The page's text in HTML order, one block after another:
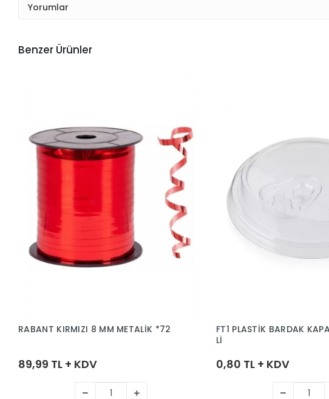
Yorumlar
Benzer Ürünler
RABANT KIRMIZI 8 MM METALİK *72
89,99 TL + KDV
FT1 PLASTİK BARDAK KAPAĞI KLİPSLİ
Lİ
0,80 TL + KDV